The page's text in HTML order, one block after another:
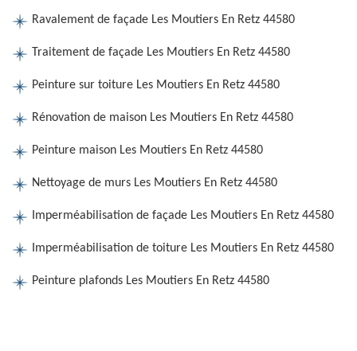
Ravalement de façade Les Moutiers En Retz 44580
Traitement de façade Les Moutiers En Retz 44580
Peinture sur toiture Les Moutiers En Retz 44580
Rénovation de maison Les Moutiers En Retz 44580
Peinture maison Les Moutiers En Retz 44580
Nettoyage de murs Les Moutiers En Retz 44580
Imperméabilisation de façade Les Moutiers En Retz 44580
Imperméabilisation de toiture Les Moutiers En Retz 44580
Peinture plafonds Les Moutiers En Retz 44580